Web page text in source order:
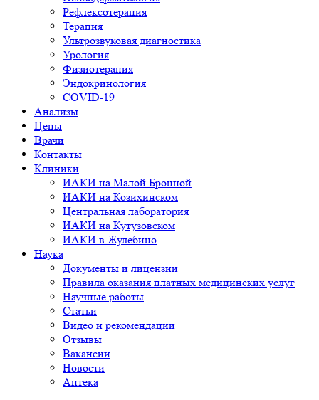
Рефлексотерапия
Терапия
Ультрозвуковая диагностика
Урология
Физиотерапия
Эндокринология
COVID-19
Анализы
Цены
Врачи
Контакты
Клиники
ИАКИ на Малой Бронной
ИАКИ на Козихинском
Центральная лаборатория
ИАКИ на Кутузовском
ИАКИ в Жулебино
Наука
Документы и лицензии
Правила оказания платных медицинских услуг
Научные работы
Статьи
Видео и рекомендации
Отзывы
Вакансии
Новости
Аптека